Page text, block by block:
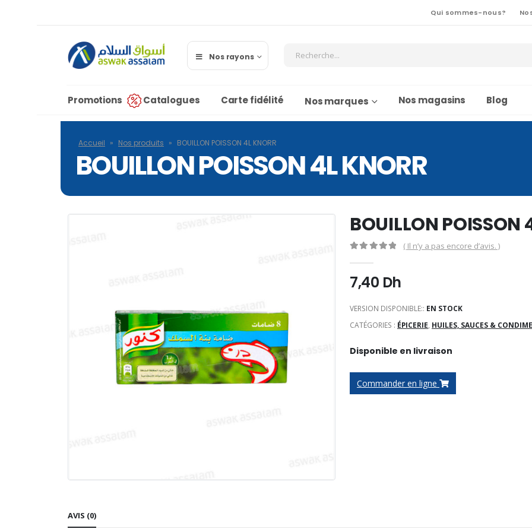
Qui sommes-nous?
Nos rayons
Promotions Catalogues Carte fidélité Nos marques Nos magasins Blog
Accueil » Nos produits » BOUILLON POISSON 4L KNORR
BOUILLON POISSON 4L KNORR
BOUILLON POISSON
( Il n’y a pas encore d’avis. )
7,40 Dh
VERSION DISPONIBLE:: EN STOCK
CATÉGORIES : ÉPICERIE, HUILES, SAUCES &
Disponible en livraison
Commander en ligne
AVIS (0)